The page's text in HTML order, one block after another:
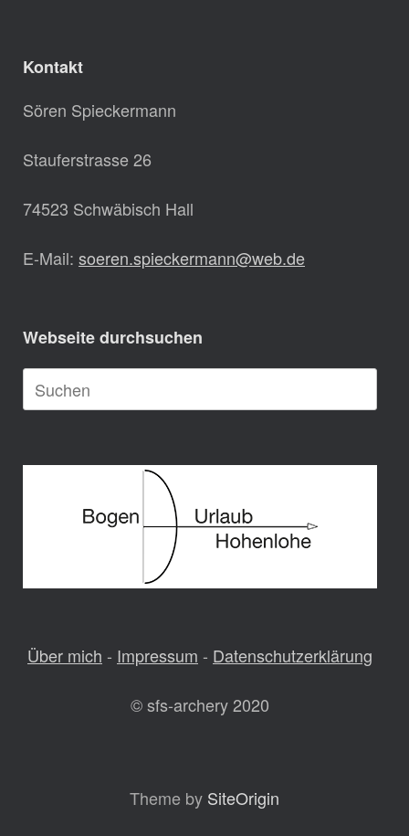
Kontakt
Sören Spieckermann
Stauferstrasse 26
74523 Schwäbisch Hall
E-Mail: soeren.spieckermann@web.de
Webseite durchsuchen
Suche
nach:
Über mich - Impressum - Datenschutzerklärung
© sfs-archery 2020
Theme by SiteOrigin